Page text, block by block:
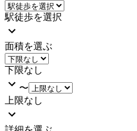
駅徒歩を選択
面積を選ぶ
下限なし
〜
上限なし